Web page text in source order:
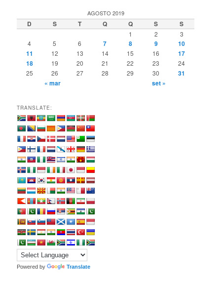
u
i
AGOSTO 2019
D S T Q Q S S
1 2
3
4
5 6 7 8 9
10
11
12 13 14 15 16
17
18
19 20 21 22 23
24
25
26 27 28 29 30
31
« mar
set »
TRANSLATE:
Powered by Translate